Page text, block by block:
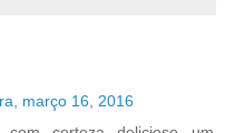
março 16, 2016